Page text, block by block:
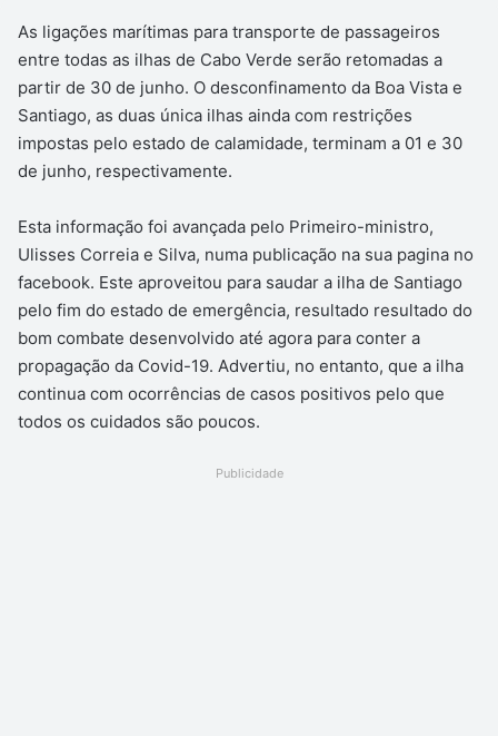
As ligações marítimas para transporte de passageiros
entre todas as ilhas de Cabo Verde serão retomadas a
partir de 30 de junho. O desconfinamento da Boa Vista e
Santiago, as duas única ilhas ainda com restrições
impostas pelo estado de calamidade, terminam a 01 e 30
de junho, respectivamente.
Esta informação foi avançada pelo Primeiro-ministro,
Ulisses Correia e Silva, numa publicação na sua pagina no
facebook. Este aproveitou para saudar a ilha de Santiago
pelo fim do estado de emergência, resultado resultado do
bom combate desenvolvido até agora para conter a
propagação da Covid-19. Advertiu, no entanto, que a ilha
continua com ocorrências de casos positivos pelo que
todos os cuidados são poucos.
Publicidade